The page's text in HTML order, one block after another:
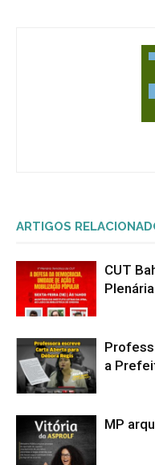
ARTIGOS
CUT
a
MP